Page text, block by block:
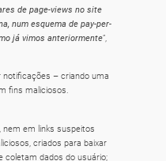
de page-views no site
num esquema de pay-per-
já vimos anteriormente”,
notificações – criando uma
fins maliciosos.
em links suspeitos
criados para baixar
coletam dados do usuário;